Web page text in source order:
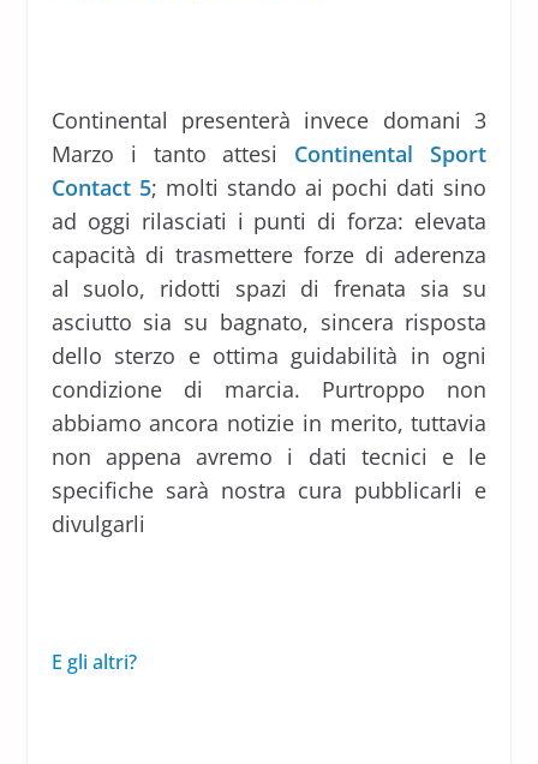
Continental presenterà invece domani 3
Marzo i tanto attesi Continental Sport
Contact 5; molti stando ai pochi dati sino
ad oggi rilasciati i punti di forza: elevata
capacità di trasmettere forze di aderenza
al suolo, ridotti spazi di frenata sia su
asciutto sia su bagnato, sincera risposta
dello sterzo e ottima guidabilità in ogni
condizione di marcia. Purtroppo non
abbiamo ancora notizie in merito, tuttavia
non appena avremo i dati tecnici e le
specifiche sarà nostra cura pubblicarli e
divulgarli
E gli altri?